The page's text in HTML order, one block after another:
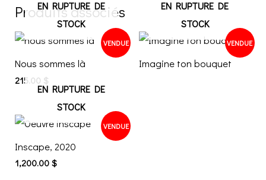
Produits associés
VENDUE
EN RUPTURE DE
STOCK
Nous sommes là
215.00 $
VENDUE
EN RUPTURE DE
STOCK
Imagine ton bouquet
VENDUE
EN RUPTURE DE
STOCK
Inscape, 2020
1,200.00 $